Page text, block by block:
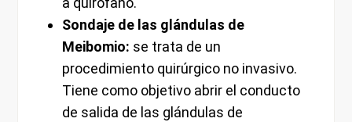
Sondaje de las glándulas de
Meibomio: se trata de un
procedimiento quirúrgico no invasivo.
Tiene como objetivo abrir el conducto
de salida de las glándulas de